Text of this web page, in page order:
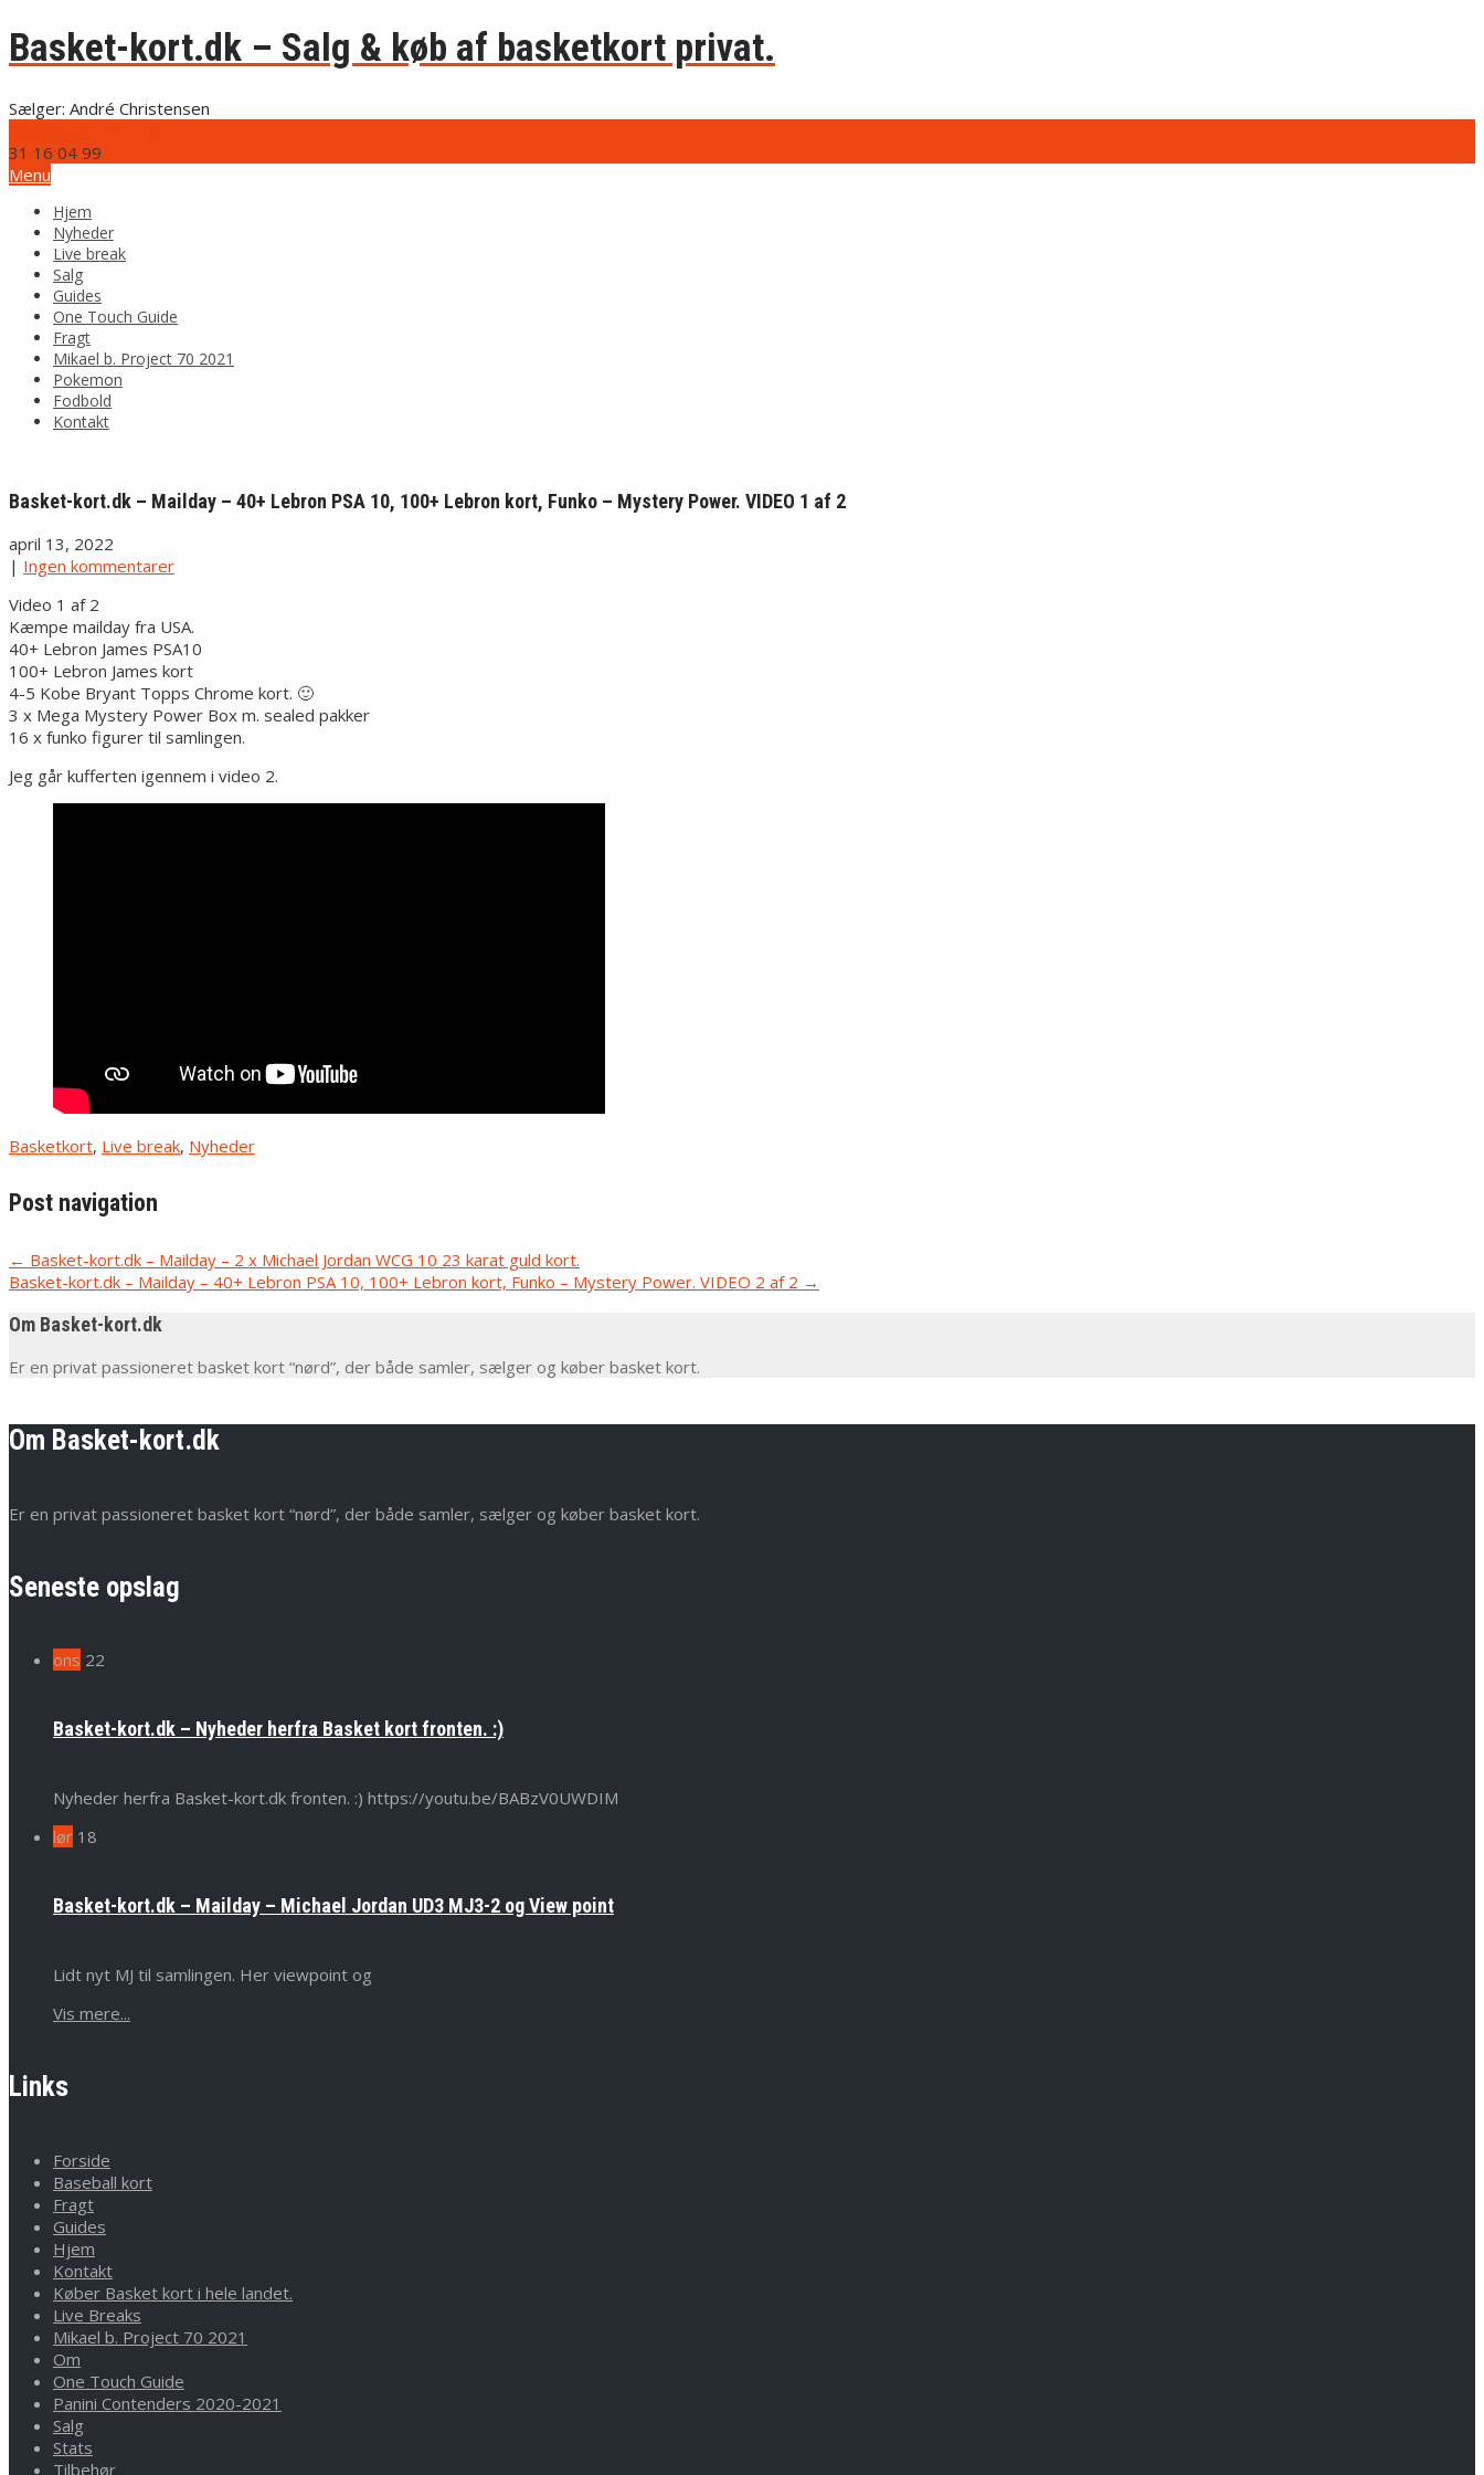
Basket-kort.dk – Salg & køb af basketkort privat.
Sælger: André Christensen
31 16 04 99
Menu
Hjem
Nyheder
Live break
Salg
Guides
One Touch Guide
Fragt
Mikael b. Project 70 2021
Pokemon
Fodbold
Kontakt
Basket-kort.dk – Mailday – 40+ Lebron PSA 10, 100+ Lebron kort, Funko – Mystery Power. VIDEO 1 af 2
april 13, 2022
| Ingen kommentarer
Video 1 af 2
Kæmpe mailday fra USA.
40+ Lebron James PSA10
100+ Lebron James kort
4-5 Kobe Bryant Topps Chrome kort. 🙂
3 x Mega Mystery Power Box m. sealed pakker
16 x funko figurer til samlingen.
Jeg går kufferten igennem i video 2.
Basketkort, Live break, Nyheder
Post navigation
← Basket-kort.dk – Mailday – 2 x Michael Jordan WCG 10 23 karat guld kort.
Basket-kort.dk – Mailday – 40+ Lebron PSA 10, 100+ Lebron kort, Funko – Mystery Power. VIDEO 2 af 2 →
Om Basket-kort.dk
Er en privat passioneret basket kort “nørd”, der både samler, sælger og køber basket kort.
Om Basket-kort.dk
Er en privat passioneret basket kort “nørd”, der både samler, sælger og køber basket kort.
Seneste opslag
ons 22
Basket-kort.dk – Nyheder herfra Basket kort fronten. :)
Nyheder herfra Basket-kort.dk fronten. :) https://youtu.be/BABzV0UWDIM
lør 18
Basket-kort.dk – Mailday – Michael Jordan UD3 MJ3-2 og View point
Lidt nyt MJ til samlingen. Her viewpoint og
Vis mere...
Links
Forside
Baseball kort
Fragt
Guides
Hjem
Kontakt
Køber Basket kort i hele landet.
Live Breaks
Mikael b. Project 70 2021
Om
One Touch Guide
Panini Contenders 2020-2021
Salg
Stats
Tilbehør